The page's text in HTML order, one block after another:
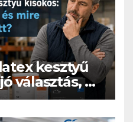
kesztyű
választás, és
előtt?